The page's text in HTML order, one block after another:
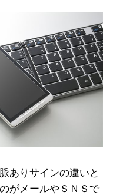
ありサインの違いと
がメールやＳＮＳで